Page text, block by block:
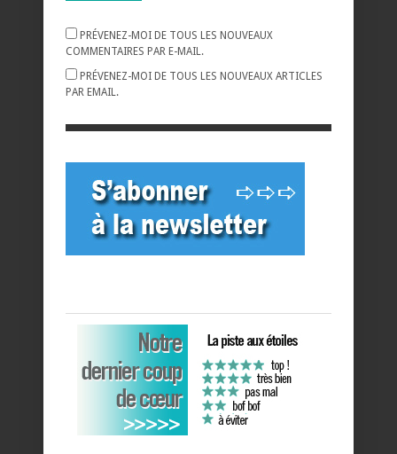
PRÉVENEZ-MOI DE TOUS LES NOUVEAUX
COMMENTAIRES PAR E-MAIL.
PRÉVENEZ-MOI DE TOUS LES NOUVEAUX ARTICLES
PAR EMAIL.